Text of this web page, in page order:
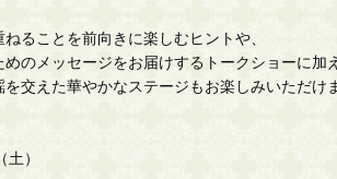
ることを前向きに楽しむヒントや、
のメッセージをお届けするトークショーに加え
交えた華やかなステージもお楽しみいただけ
）